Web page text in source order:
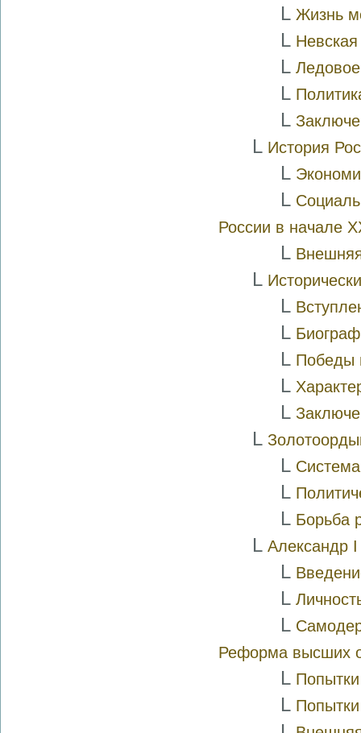
L Жизнь
L
L
L
L
L История
L
L
России в начале
L
L
L
L
L Победы
L
L
L
L
L
L Борьба
L Александр I
L
L
L
Реформа высших
L
L